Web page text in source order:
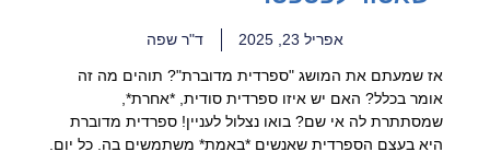
אפריל 23, 2025 ד"ר שפה
אז שמעתם את המושג "ספרדית מדוברת"? תוהים מה זה
אומר בכלל? האם יש איזו ספרדית סודית, *אחרת*,
שמסתתרת לה אי שם? בואו נצלול לעניין! ספרדית מדוברת
היא בעצם הספרדית שאנשים *באמת* משתמשים בה. כל יום.